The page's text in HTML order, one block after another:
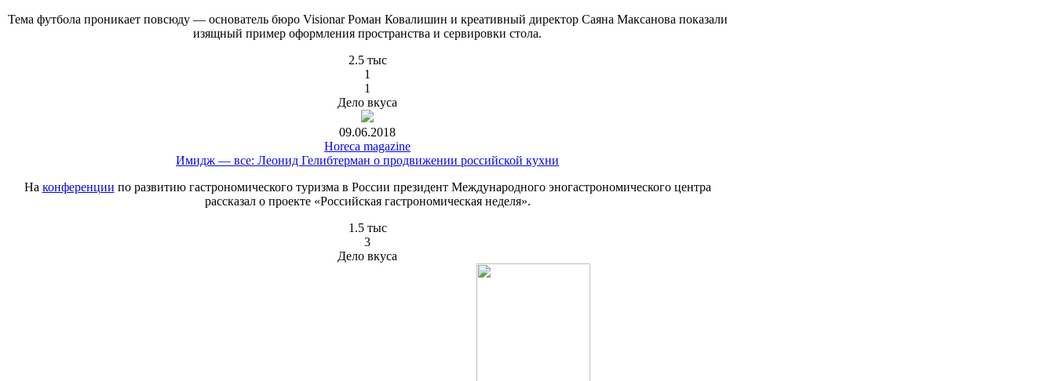
Тема футбола проникает повсюду — основатель бюро Visionar Роман Ковалишин и креативный директор Саяна Максанова показали
изящный пример оформления пространства и сервировки стола.
2.5 тыс
1
1
Дело вкуса
09.06.2018
Horeca magazine
Имидж — все: Леонид Гелибтерман о продвижении российской кухни
На конференции по развитию гастрономического туризма в России президент Международного эногастрономического центра
рассказал о проекте «Российская гастрономическая неделя».
1.5 тыс
3
Дело вкуса